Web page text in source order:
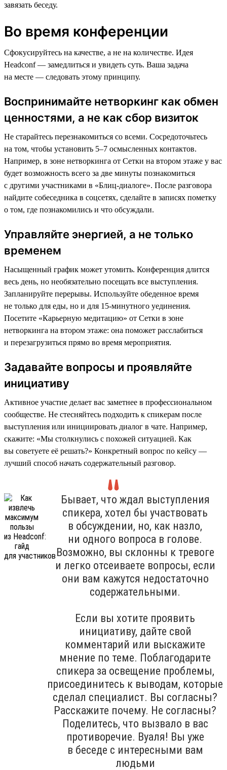
завязать беседу.
Во время конференции
Сфокусируйтесь на качестве, а не на количестве. Идея
Headсonf — замедлиться и увидеть суть. Ваша задача
на месте — следовать этому принципу.
Воспринимайте нетворкинг как обмен
ценностями, а не как сбор визиток
Не старайтесь перезнакомиться со всеми. Сосредоточьтесь
на том, чтобы установить 5–7 осмысленных контактов.
Например, в зоне нетворкинга от Сетки на втором этаже у вас
будет возможность всего за две минуты познакомиться
с другими участниками в «Блиц-диалоге». После разговора
найдите собеседника в соцсетях, сделайте в записях пометку
о том, где познакомились и что обсуждали.
Управляйте энергией, а не только
временем
Насыщенный график может утомить. Конференция длится
весь день, но необязательно посещать все выступления.
Запланируйте перерывы. Используйте обеденное время
не только для еды, но и для 15-минутного уединения.
Посетите «Карьерную медитацию» от Сетки в зоне
нетворкинга на втором этаже: она поможет расслабиться
и перезагрузиться прямо во время мероприятия.
Задавайте вопросы и проявляйте
инициативу
Активное участие делает вас заметнее в профессиональном
сообществе. Не стесняйтесь подходить к спикерам после
выступления или инициировать диалог в чате. Например,
скажите: «Мы столкнулись с похожей ситуацией. Как
вы советуете её решать?» Конкретный вопрос по кейсу —
лучший способ начать содержательный разговор.
Бывает, что ждал выступления
спикера, хотел бы участвовать
в обсуждении, но, как назло,
ни одного вопроса в голове.
Возможно, вы склонны к тревоге
и легко отсеиваете вопросы, если
они вам кажутся недостаточно
содержательными.
Если вы хотите проявить
инициативу, дайте свой
комментарий или выскажите
мнение по теме. Поблагодарите
спикера за освещение проблемы,
присоединитесь к выводам, которые
сделал специалист. Вы согласны?
Расскажите почему. Не согласны?
Поделитесь, что вызвало в вас
противоречие. Вуаля! Вы уже
в беседе с интересными вам
людьми